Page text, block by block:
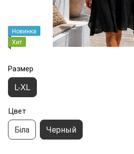
Новинка
Хит
Размер
L-XL
Цвет
Біла Черный